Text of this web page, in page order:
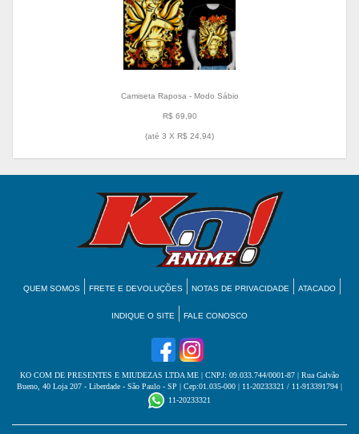
Camiseta Raposa - Modo Sábio
R$ 69,90
(até 3 X R$ 24,94)
QUEM SOMOS FRETE E DEVOLUÇÕES NOTAS DE PRIVACIDADE ATACADO
INDIQUE O SITE FALE CONOSCO
KO COM DE PRESENTES E MIUDEZAS LTDA ME | CNPJ: 09.033.744/0001-87 | Rua Galvão
Bueno, 40 Loja 207 - Liberdade - São Paulo - SP | Cep:01.035-000 | 11-20233321 / 11-913391794 |
11-20233321